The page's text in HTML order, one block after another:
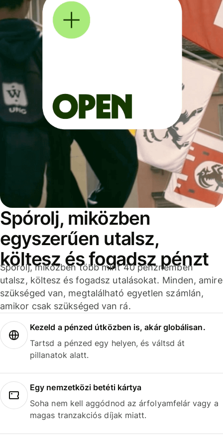
Spórolj, miközben
egyszerűen utalsz,
költesz és fogadsz pénzt
Spórolj, miközben több mint 40 pénznemben
utalsz, költesz és fogadsz utalásokat. Minden, amire
szükséged van, megtalálható egyetlen számlán,
amikor csak szükséged van rá.
Kezeld a pénzed útközben is, akár globálisan.
Tartsd a pénzed egy helyen, és váltsd át
pillanatok alatt.
Egy nemzetközi betéti kártya
Soha nem kell aggódnod az árfolyamfelár vagy a
magas tranzakciós díjak miatt.